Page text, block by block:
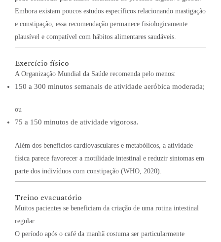
Embora existam poucos estudos específicos relacionando mastigação
e constipação, essa recomendação permanece fisiologicamente
plausível e compatível com hábitos alimentares saudáveis.
Exercício físico
A Organização Mundial da Saúde recomenda pelo menos:
150 a 300 minutos semanais de atividade aeróbica moderada;
ou
75 a 150 minutos de atividade vigorosa.
Além dos benefícios cardiovasculares e metabólicos, a atividade
física parece favorecer a motilidade intestinal e reduzir sintomas em
parte dos indivíduos com constipação (WHO, 2020).
Treino evacuatório
Muitos pacientes se beneficiam da criação de uma rotina intestinal
regular.
O período após o café da manhã costuma ser particularmente